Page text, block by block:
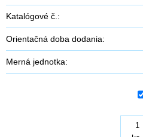
Katalógové č.:
Orientačná doba dodania:
Merná jednotka: